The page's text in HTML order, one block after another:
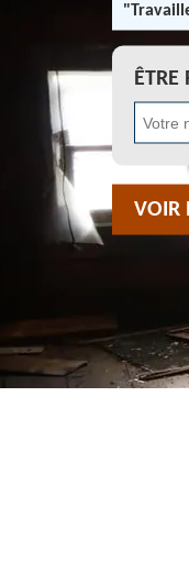
ÊTRE
VOIR